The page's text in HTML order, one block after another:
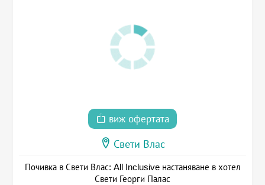
виж офертата
Свети Влас
Почивка в Свети Влас: All Inclusive настаняване в хотел
Свети Георги Палас